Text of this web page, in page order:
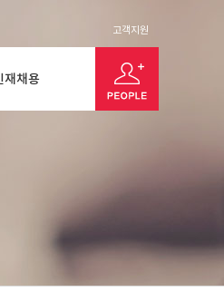
고객지원
재채용